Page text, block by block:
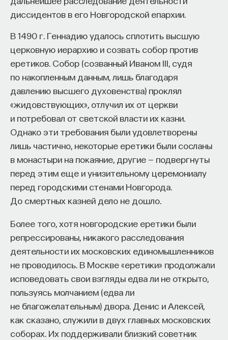
диссидентов в его Новгородской епархии.
В 1490 г. Геннадию удалось сплотить высшую
церковную иерархию и созвать собор против
еретиков. Собор (созванный Иваном III, судя
по накопленным данным, лишь благодаря
давлению высшего духовенства) проклял
«жидовствующих», отлучил их от церкви
и потребовал от светской власти их казни.
Однако эти требования были удовлетворены
лишь частично, некоторые еретики были сосланы
в монастыри на покаяние, другие — подвергнуты
перед этим еще и унизительному церемониалу
перед городскими стенами Новгорода.
До смертных казней дело не дошло.
Более того, хотя новгородские еретики были
репрессированы, никакого расследования
деятельности их московских единомышленников
не проводилось. В Москве «еретики» продолжали
исповедовать свои взгляды едва ли не открыто,
пользуясь молчанием (едва ли
не благожелательным) двора. Денис и Алексей,
как сказано, служили в двух главных московских
соборах. Их поддерживали близкий советник